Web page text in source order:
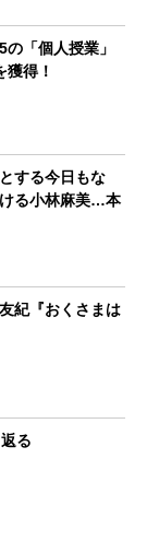
「個人授業」
得！
する今日もな
る小林麻美…本
紀『おくさまは
る